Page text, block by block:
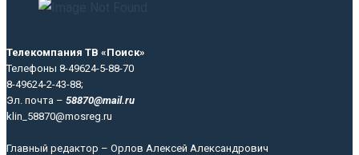
Телекомпания ТВ «Поиск»
Телефоны 8-49624-5-88-70
8-49624-2-43-88;
Эл. почта – 58870@mail.ru
klin_58870@mosreg.ru
Главный редактор – Орлов Алексей Александрович